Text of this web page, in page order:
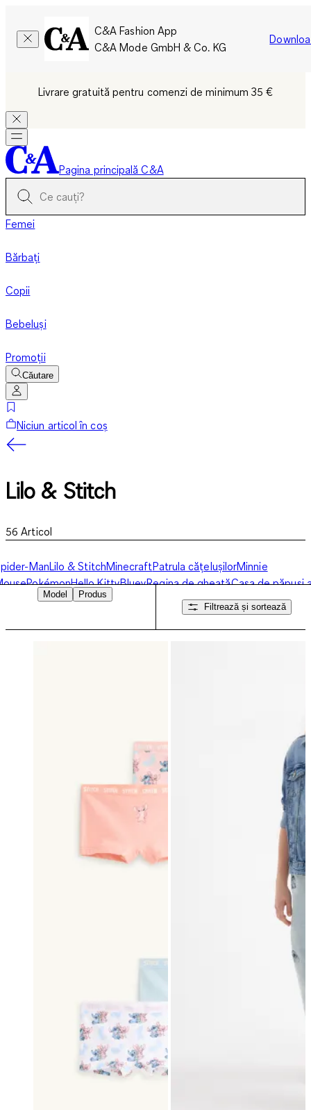
C&A Fashion App
C&A Mode GmbH & Co. KG
Livrare gratuită pentru comenzi de minimum 35 €
Pagina principală C&A
Femei
Bărbați
Copii
Bebeluși
Promoții
Căutare
Niciun articol în coș
Lilo & Stitch
56 Articol
ManLilo & StitchMinecraftPatrula cățelușilorMinnie
PokémonHello KittyBlueyRegina de gheațăCasa de păpuși
GabbyGamingAlte personaje
Model
Produs
Filtrează și sortează